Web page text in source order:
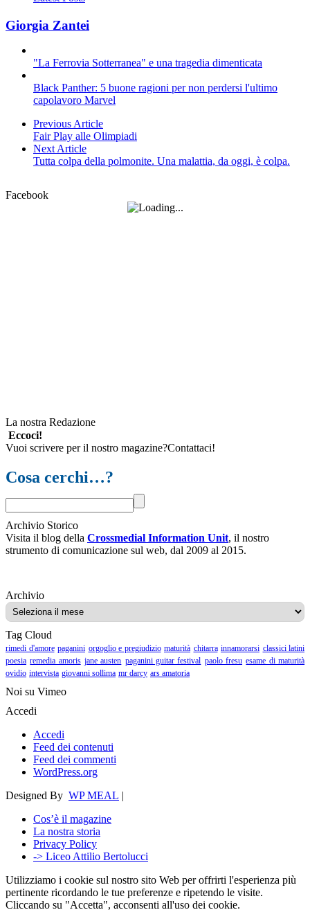
Giorgia Zantei
"La Ferrovia Sotterranea" e una tragedia dimenticata
Black Panther: 5 buone ragioni per non perdersi l'ultimo
capolavoro Marvel
Previous Article
Fair Play alle Olimpiadi
Next Article
Tutta colpa della polmonite. Una malattia, da oggi, è colpa.
Facebook
La nostra Redazione
Eccoci!
Vuoi scrivere per il nostro magazine?Contattaci!
Cosa cerchi…?
Archivio Storico
Visita il blog della Crossmedial Information Unit, il nostro
strumento di comunicazione sul web, dal 2009 al 2015.
ArchivioArchivio
Tag Cloud
rimedi d'amore paganini orgoglio e pregiudizio maturità chitarra innamorarsi classici latini
poesia remedia amoris jane austen paganini guitar festival paolo fresu esame di maturità
ovidio intervista giovanni sollima mr darcy ars amatoria
Noi su Vimeo
Accedi
Accedi
Feed dei contenuti
Feed dei commenti
WordPress.org
Designed By WP MEAL |
Cos’è il magazine
La nostra storia
Privacy Policy
-> Liceo Attilio Bertolucci
Utilizziamo i cookie sul nostro sito Web per offrirti l'esperienza più
pertinente ricordando le tue preferenze e ripetendo le visite.
Cliccando su "Accetta", acconsenti all'uso dei cookie.